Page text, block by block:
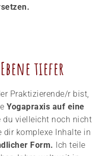
tiefer​
Praktizierende/r bist,
Yogapraxis auf eine
du vielleicht noch nicht
dir komplexe Inhalte in
Form. Ich teile